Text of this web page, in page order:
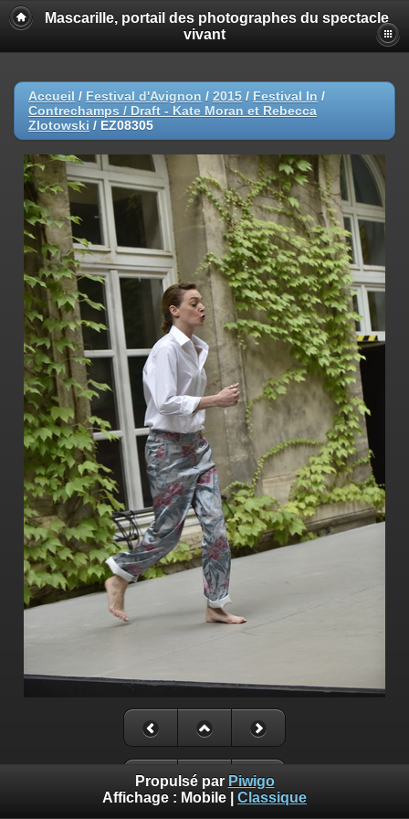
Mascarille, portail des photographes du spectacle
vivant
Accueil / Festival d'Avignon / 2015 / Festival In /
Contrechamps / Draft - Kate Moran et Rebecca
Zlotowski / EZ08305
Propulsé par Piwigo
Affichage : Mobile Classique